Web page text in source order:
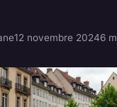
12 novembre 20246